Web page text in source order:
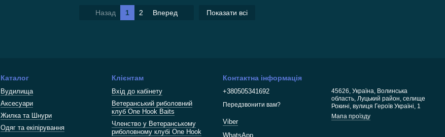
Назад 1 2 Вперед Показати всі
Каталог
Вудилища
Аксесуари
Жилка та Шнури
Одяг та екіпірування
Клієнтам
Вхід до кабінету
Ветеранський риболовний
клуб One Hook Baits
Членство у Ветеранському
риболовному клубі One Hook
Контактна інформація
+380505341692
Передзвонити вам?
Viber
WhatsApp
45626, Україна, Волинська
область, Луцький район, селище
Рокині, вулиця Героїв Україні, 1
Мапа проїзду